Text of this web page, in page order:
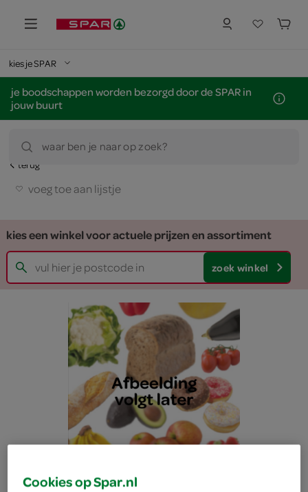
kies je SPAR
je boodschappen worden bezorgd door de SPAR in
jouw buurt
waar ben je naar op zoek?
terug
voeg toe aan lijstje
kies een winkel voor actuele prijzen en assortiment
zoek winkel
Cookies op Spar.nl